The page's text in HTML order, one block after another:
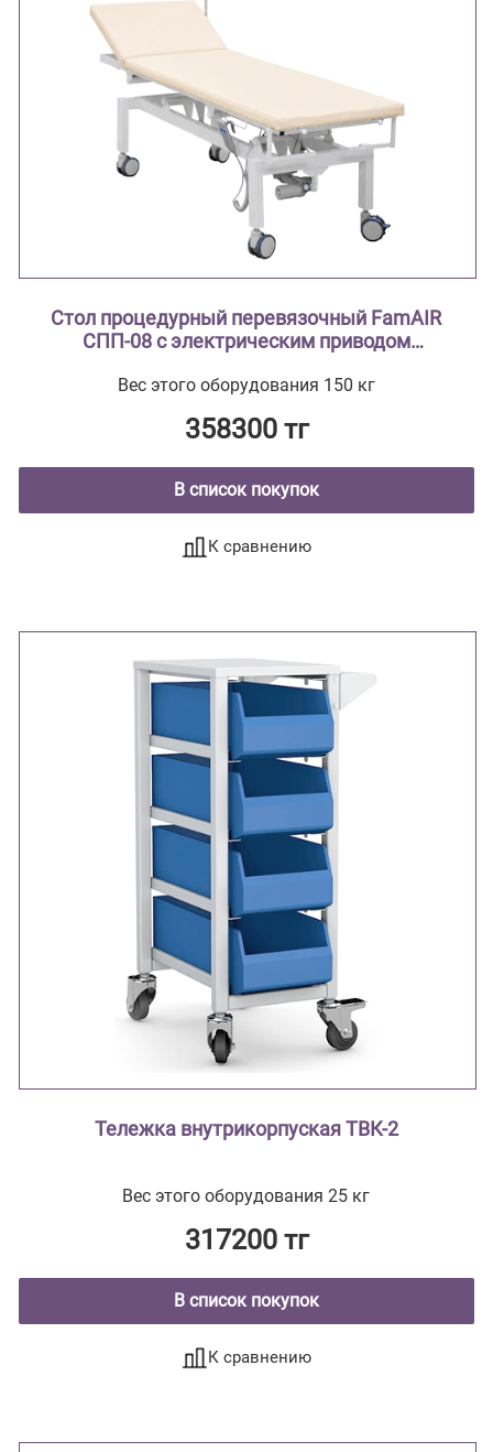
Стол процедурный перевязочный FamAIR
СПП-08 с электрическим приводом
Вес этого оборудования 150 кг
358300 тг
В список покупок
К сравнению
Тележка внутрикорпуская ТВК-2
Вес этого оборудования 25 кг
317200 тг
В список покупок
К сравнению